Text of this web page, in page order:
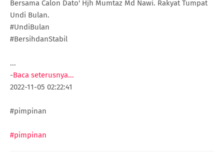
Bersama Calon Dato' Hjh Mumtaz Md Nawi. Rakyat Tumpat
Undi Bulan.
#UndiBulan
#BersihdanStabil
...
-Baca seterusnya...
2022-11-05 02:22:41
#pimpinan
#pimpinan